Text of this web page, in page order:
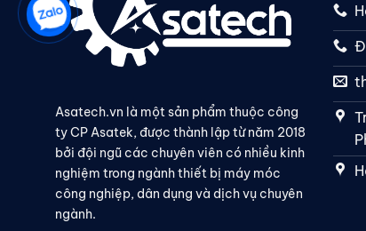
Asatech.vn là một sản phẩm thuộc công
ty CP Asatek, được thành lập từ năm 2018
bởi đội ngũ các chuyên viên có nhiều kinh
nghiệm trong ngành thiết bị máy móc
công nghiệp, dân dụng và dịch vụ chuyên
ngành.